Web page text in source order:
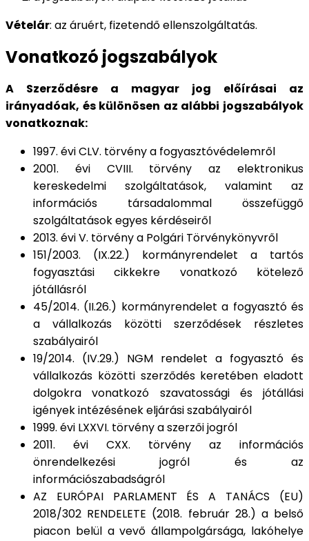
Vételár: az áruért, fizetendő ellenszolgáltatás.
Vonatkozó jogszabályok
A Szerződésre a magyar jog előírásai az
irányadóak, és különösen az alábbi jogszabályok
vonatkoznak:
1997. évi CLV. törvény a fogyasztóvédelemről
2001. évi CVIII. törvény az elektronikus
kereskedelmi szolgáltatások, valamint az
információs társadalommal összefüggő
szolgáltatások egyes kérdéseiről
2013. évi V. törvény a Polgári Törvénykönyvről
151/2003. (IX.22.) kormányrendelet a tartós
fogyasztási cikkekre vonatkozó kötelező
jótállásról
45/2014. (II.26.) kormányrendelet a fogyasztó és
a vállalkozás közötti szerződések részletes
szabályairól
19/2014. (IV.29.) NGM rendelet a fogyasztó és
vállalkozás közötti szerződés keretében eladott
dolgokra vonatkozó szavatossági és jótállási
igények intézésének eljárási szabályairól
1999. évi LXXVI. törvény a szerzői jogról
2011. évi CXX. törvény az információs
önrendelkezési jogról és az
információszabadságról
AZ EURÓPAI PARLAMENT ÉS A TANÁCS (EU)
2018/302 RENDELETE (2018. február 28.) a belső
piacon belül a vevő állampolgársága, lakóhelye